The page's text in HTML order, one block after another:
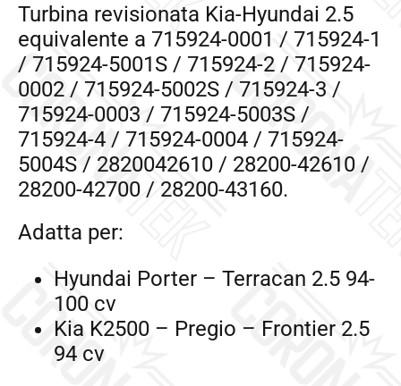
Turbina revisionata Kia-Hyundai 2.5
equivalente a 715924-0001 / 715924-1
/ 715924-5001S / 715924-2 / 715924-
0002 / 715924-5002S / 715924-3 /
715924-0003 / 715924-5003S /
715924-4 / 715924-0004 / 715924-
5004S / 2820042610 / 28200-42610 /
28200-42700 / 28200-43160.
Adatta per:
Hyundai Porter – Terracan 2.5 94-
100 cv
Kia K2500 – Pregio – Frontier 2.5
94 cv